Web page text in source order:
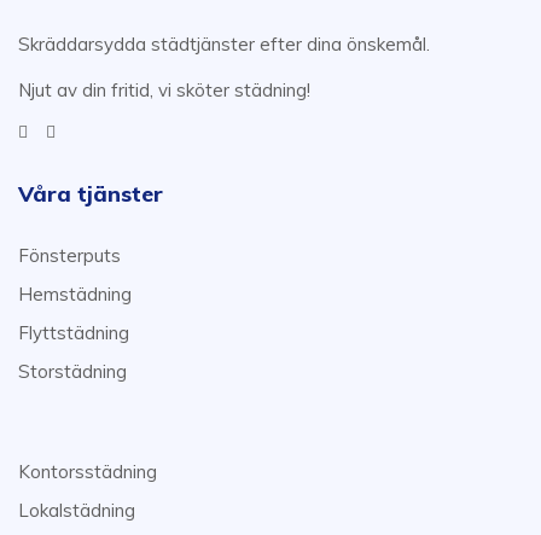
Skräddarsydda städtjänster efter dina önskemål.
Njut av din fritid, vi sköter städning!
Våra tjänster
Fönsterputs
Hemstädning
Flyttstädning
Storstädning
Kontorsstädning
Lokalstädning